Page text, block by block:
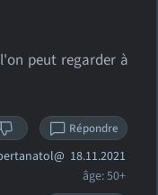
peut regarder à
Répondre
18.11.2021
âge: 50+